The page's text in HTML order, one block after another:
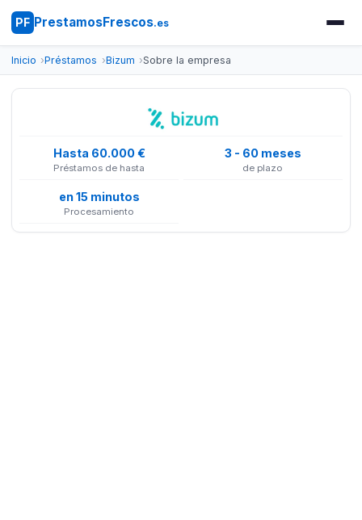
PF PrestamosFrescos.es
Inicio Préstamos Bizum Sobre la empresa
Hasta 60.000 €
Préstamos de hasta
3 - 60 meses
de plazo
en 15 minutos
Procesamiento